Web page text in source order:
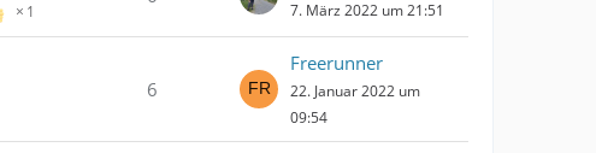
1 7. März 2022 um 21:51
6
Freerunner
22. Januar 2022 um
09:54